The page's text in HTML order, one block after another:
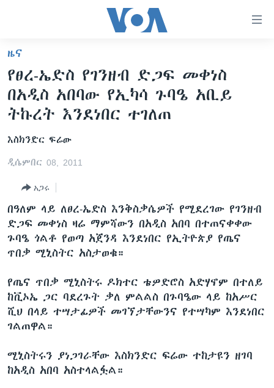
ማገናኛዎች
ዋናው
ይዘት
እለፍ
ዋናው
እለፍ
ይዘት
እለፍ
አፍሪካ
ኑሮ በጤንነት
ጋቢና ቪኦኤ
Learning English
ይከተሉን
ቋንቋዎች
ዜና
የፀረ-ኤድስ የገንዘብ ድጋፍ መቀነስ
በአዲስ አበባው የኢካሳ ጉባዔ አቢይ
ትኩረት እንደነበር ተገለጠ
እስክንድር ፍሬው
ዲሴምበር 08, 2011
አጋሩ
በዓለም ላይ ለፀረ-ኤድስ እንቅስቃሴዎች የሚደረገው የገንዘብ
ድጋፍ መቀነስ ዛሬ ማምሻውን በአዲስ አበባ በተጠናቀቀው
ጉባዔ ጎልቶ የወጣ አጀንዳ እንደነበር የኢትዮጵያ የጤና
ጥበቃ ሚኒስትር አስታወቁ።
የጤና ጥበቃ ሚኒስትሩ ዶክተር ቴዎድሮስ አድሃኖም በተለይ
ከቪኦኤ ጋር ባደረጉት ቃለ ምልልስ በጉባዔው ላይ ከአሥር
ሺህ በላይ ተሣታፊዎች መገኘታቸውንና የተሣካም እንደነበር
ገልጠዋል።
ሚኒስትሩን ያነጋገራቸው እስክንድር ፍሬው ተከታዩን ዘገባ
ከአዲስ አበባ አስተላልፏል።